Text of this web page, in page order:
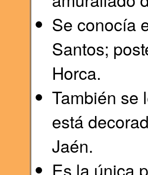
Se conocía
Santos;
Horca.
También se
está
Jaén.
Es la única